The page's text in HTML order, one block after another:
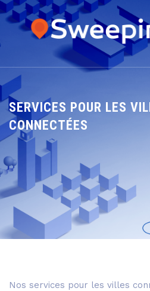
SERVICES POUR LES
CONNECTÉES
Nos services pour les villes